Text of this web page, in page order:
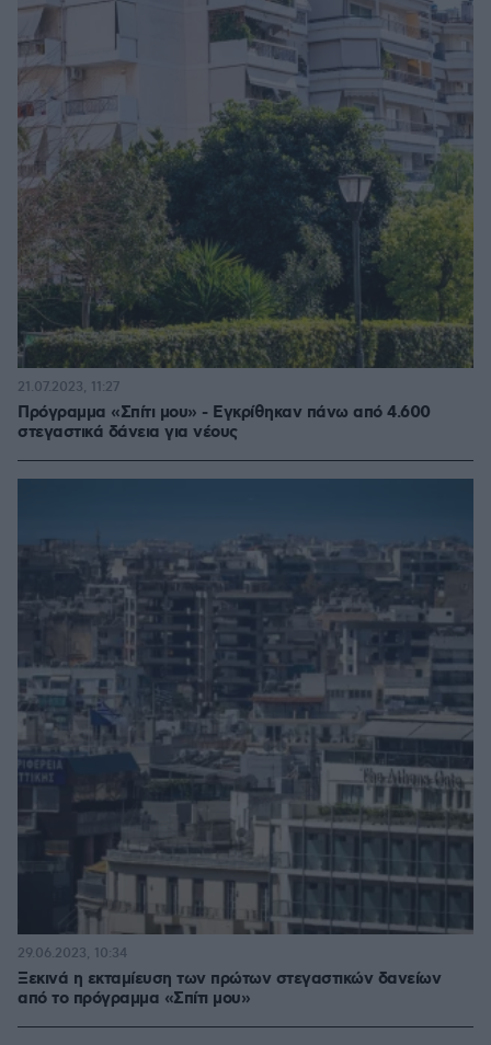
Πρόγραμμα «Σπίτι μου» - Εγκρίθηκαν πάνω από 4.600
στεγαστικά δάνεια για νέους
21.07.2023, 11:27
Ξεκινά η εκταμίευση των πρώτων στεγαστικών δανείων
από το πρόγραμμα «Σπίτι μου»
29.06.2023, 10:34